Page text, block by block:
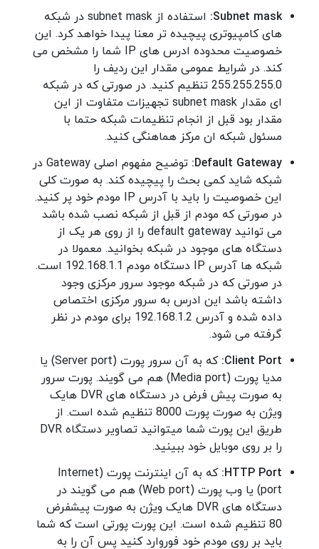
Subnet mask:
استفاده از subnet mask در شبکه
های کامپیوتری پیچیده تر معنا پیدا خواهد کرد. این
خصوصیت محدوده ادرس های IP شما را مشخص می
کند. در شرایط عمومی مقدار این ردیف را
255.255.255.0 تنظیم کنید. در صورتی که در شبکه
ای مقدار subnet mask تجهیزات متفاوت از این
مقدار بود قبل از انجام تنظیمات شبکه حتما با
مسئول شبکه ان مرکز هماهنگی کنید.
Default Gateway:
توضیح مفهوم اصلی Gateway در
شبکه شاید کمی بحث را پیچیده کند. به صورت کلی
این خصوصیت را باید با آدرس IP مودم خود پر کنید.
در صورتی که مودم از قبل از شبکه نصب شده باشد
می توانید default gateway را از روی هر یک از
دستگاه های موجود در شبکه بخوانید. معمولا در
شبکه ها آدرس IP دستگاه مودم 192.168.1.1 است.
در صورتی که در شبکه موجود سرور مرکزی وجود
داشته باشد این ادرس به سرور مرکزی اختصاص
داده شده و آدرس 192.168.1.2 برای مودم در نظر
گرفته می شود.
Client Port:
که به آن سرور پورت (Server port) یا
مدیا پورت (Media port) هم می گویند. پورت سرور
به صورت پیش فرض در دستگاه های DVR هایک
ویژن به صورت پورت 8000 تنظیم شده است. از
طریق این پورت شما میتوانید تصاویر دستگاه DVR
را بر روی موبایل خود ببینید.
HTTP Port:
که به آن اینترنت پورت (Internet
port) یا وب پورت (Web port) هم می گویند در
دستگاه های DVR هایک ویژن به صورت پیشفرض
80 تنظیم شده است. این پورت پورتی است که شما
باید بر روی مودم خود فوروارد کنید پس آن را به